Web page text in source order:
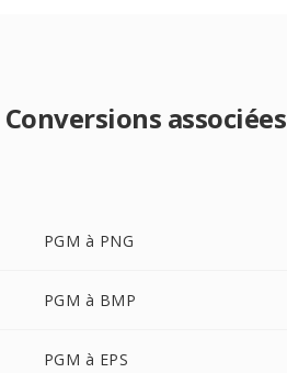
Conversions associées
PGM à PNG
PGM à BMP
PGM à EPS